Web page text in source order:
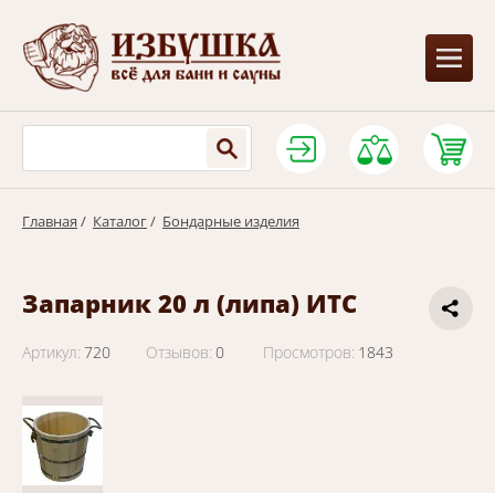
Главная / Каталог/ Бондарные изделия
Запарник 20 л (липа) ИТС
Артикул: 720 Отзывов: 0 Просмотров: 1843